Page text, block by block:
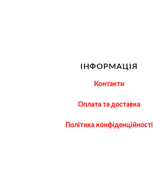
ІНФОРМАЦІЯ
Контакти
Оплата та доставка
Політика конфіденційності